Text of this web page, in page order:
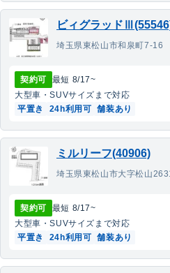
ビィグラッド
埼玉県東松山市和泉町7-16
契約可 最短 8/17~
大型車・SUVサイズまで対応
平置き
24h利用可 舗装あり
ミルリーフ(40906)
埼玉県東松山市大字松山
契約可 最短 8/17~
大型車・SUVサイズまで対応
平置き
24h利用可 舗装あり